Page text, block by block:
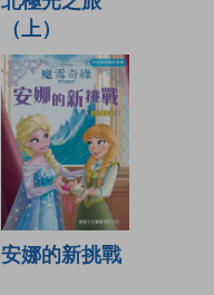
（上）
安娜的新挑戰